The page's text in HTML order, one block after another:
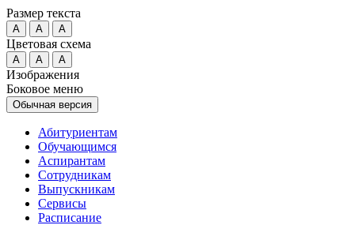
Размер текста
A A A
Цветовая схема
A A A
Изображения
Боковое меню
Обычная версия
Абитуриентам
Обучающимся
Аспирантам
Сотрудникам
Выпускникам
Сервисы
Расписание